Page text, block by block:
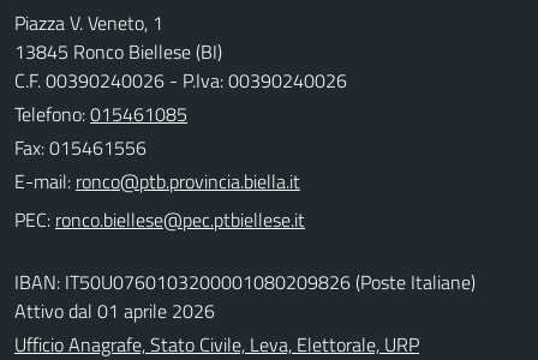
Piazza V. Veneto, 1
13845 Ronco Biellese (BI)
C.F. 00390240026 - P.Iva: 00390240026
Telefono:015461085
Fax: 015461556
E-mail:
PEC:
IBAN: IT50U0760103200001080209826 (Poste Italiane)
Attivo dal 01 aprile 2026
Ufficio Anagrafe, Stato Civile, Leva, Elettorale, URP